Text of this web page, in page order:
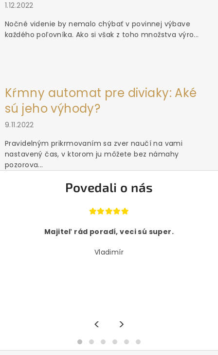
1.12.2022
Nočné videnie by nemalo chýbať v povinnej výbave
každého poľovníka. Ako si však z toho množstva výro...
Kŕmny automat pre diviaky: Aké
sú jeho výhody?
9.11.2022
Pravidelným prikrmovaním sa zver naučí na vami
nastavený čas, v ktorom ju môžete bez námahy
pozorova...
Povedali o nás
Majiteľ rád poradí, veci sú super.
Vladimír
< >